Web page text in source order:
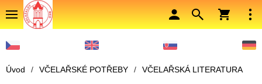
Úvod / VČELAŘSKÉ POTŘEBY / VČELAŘSKÁ LITERATURA